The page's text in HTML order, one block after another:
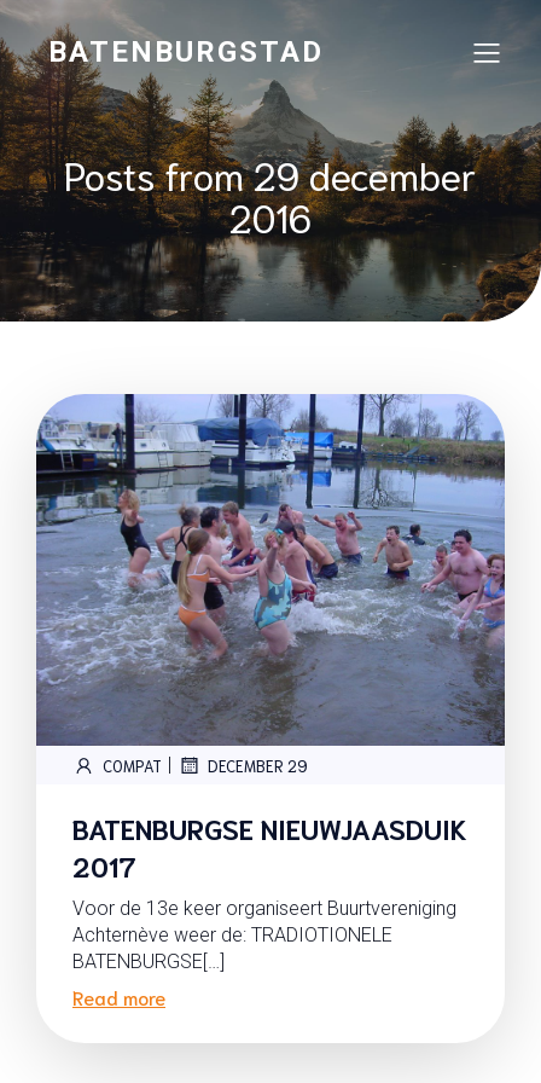
BATENBURGSTAD
Posts from 29 december
2016
COMPAT | DECEMBER 29
BATENBURGSE NIEUWJAASDUIK
2017
Voor de 13e keer organiseert Buurtvereniging
Achternève weer de: TRADIOTIONELE
BATENBURGSE[…]
Read more